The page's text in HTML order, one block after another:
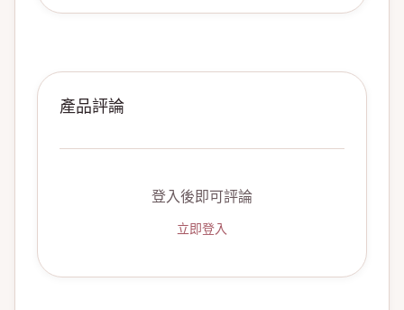
產品評論
登入後即可評論
立即登入